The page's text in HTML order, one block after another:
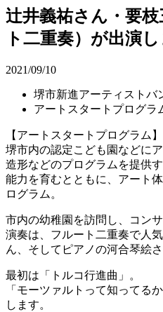
辻井義祐さん・要
ト二重奏）が出演
2021/09/10
堺市新進アーティストバ
アートスタートプログラ
【アートスタートプログラム】
堺市内の認定こども園などに
造形などのプログラムを提供
能力を育むとともに、アート
ログラム。
市内の幼稚園を訪問し、コン
演奏は、フルート二重奏で人
ん、そしてピアノの河合琴絵さ
最初は「トルコ行進曲」。
「モーツァルトって知ってる
します。